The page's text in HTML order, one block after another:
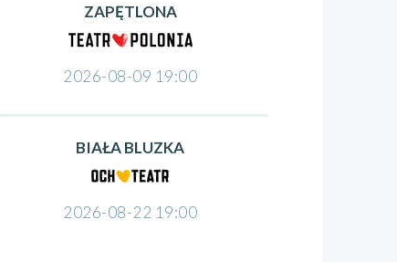
ZAPĘTLONA
2026-08-09 19:00
BIAŁA BLUZKA
2026-08-22 19:00